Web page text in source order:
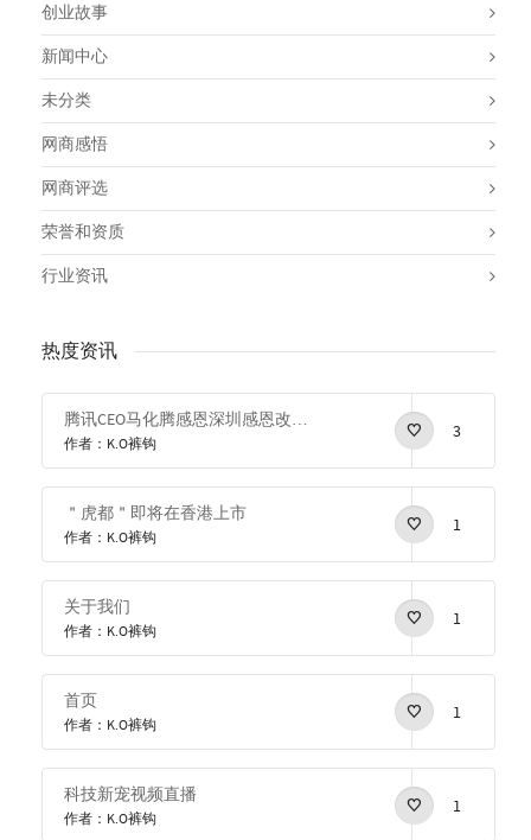
创业故事
新闻中心
未分类
网商感悟
网商评选
荣誉和资质
行业资讯
热度资讯
腾讯CEO马化腾感恩深圳感恩改革开放
作者：K.O裤钩
3
＂虎都＂即将在香港上市
作者：K.O裤钩
1
关于我们
作者：K.O裤钩
1
首页
作者：K.O裤钩
1
科技新宠视频直播
作者：K.O裤钩
1